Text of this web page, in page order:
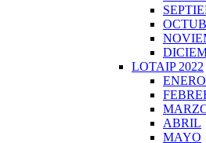
LOTAIP 2022
ENERO
ABRIL
MAYO